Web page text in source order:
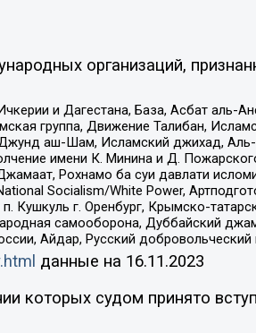
организаций,
и Дагестана, База, Асбат аль-
группа, Движение Талибан,
аш-Шам, Исламский джихад,
имени К. Минина и Д.
Рохнамо ба суи давлати
Socialism/White Power,
Кушкуль г. Оренбург, Крымско-
самооборона, Дуббайский
Айдар, Русский добровольческий
данные на 16.11.2023
которых судом принято